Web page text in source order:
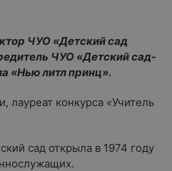
ЧУО «Детский сад
ЧУО «Детский сад-
«Нью литл принц».
лауреат конкурса «Учитель
сад открыла в 1974 году